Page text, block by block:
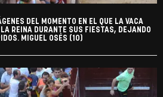
DEL MOMENTO EN EL QUE LA VACA
REINA DURANTE SUS FIESTAS, DEJANDO
MIGUEL OSÉS (10)